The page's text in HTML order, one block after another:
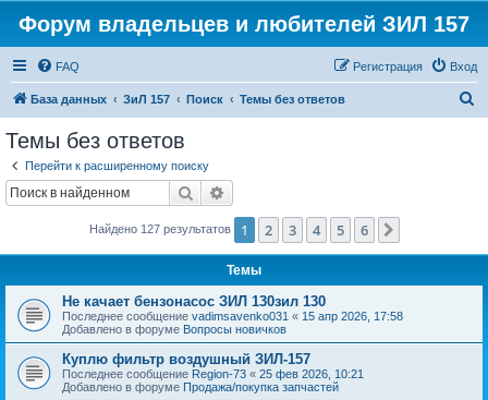
Форум владельцев и любителей ЗИЛ 157
FAQ Вход
Регистрация
База данных ЗиЛ 157 Поиск Темы без ответов
Темы без ответов
Перейти к расширенному поиску
Поиск
Найдено 127 результатов 1 2 3 4 5 6
Темы
Не качает бензонасос ЗИЛ 130зил 130
Последнее сообщение vadimsavenko031 « 15 апр 2026, 17:58
Добавлено в форуме Вопросы новичков
Куплю фильтр воздушный ЗИЛ-157
Последнее сообщение Region-73 « 25 фев 2026, 10:21
Добавлено в форуме Продажа/покупка запчастей